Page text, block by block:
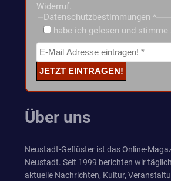
Widerruf.
Datenschutzbestimmungen *
habe ich gelesen und stimme
Über uns
Neustadt-Geflüster ist das Online-
Neustadt. Seit 1999 berichten wir
aktuelle Nachrichten, Kultur,